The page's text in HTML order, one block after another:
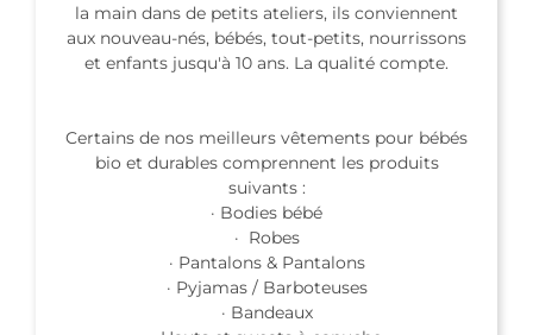
la main dans de petits ateliers, ils conviennent
aux nouveau-nés, bébés, tout-petits, nourrissons
et enfants jusqu'à 10 ans. La qualité compte.
Certains de nos meilleurs vêtements pour bébés
bio et durables comprennent les produits
suivants :
· Bodies bébé
· Robes
· Pantalons & Pantalons
· Pyjamas / Barboteuses
· Bandeaux